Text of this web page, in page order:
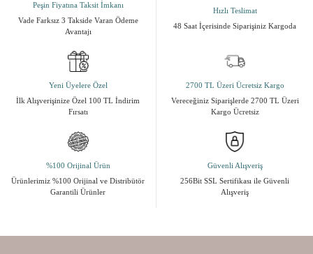
Peşin Fiyatına Taksit İmkanı
Vade Farksız 3 Takside Varan Ödeme
Avantajı
Hızlı Teslimat
48 Saat İçerisinde Siparişiniz Kargoda
Yeni Üyelere Özel
İlk Alışverişinize Özel 100 TL İndirim
Fırsatı
2700 TL Üzeri Ücretsiz Kargo
Vereceğiniz Siparişlerde 2700 TL Üzeri
Kargo Ücretsiz
%100 Orijinal Ürün
Ürünlerimiz %100 Orijinal ve Distribütör
Garantili Ürünler
Güvenli Alışveriş
256Bit SSL Sertifikası ile Güvenli
Alışveriş